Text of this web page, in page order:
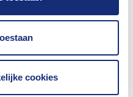
cookies